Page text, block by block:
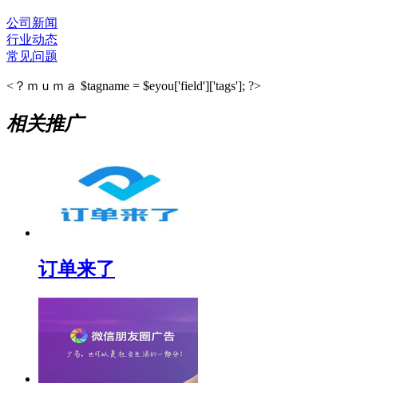
公司新闻
行业动态
常见问题
<？ｍｕｍａ $tagname = $eyou['field']['tags']; ?>
相关推广
订单来了